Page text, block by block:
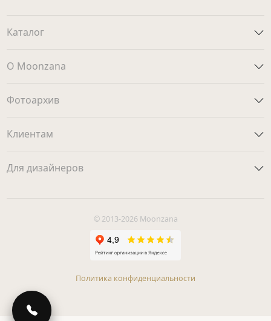
Каталог
О Moonzana
Фотоархив
Клиентам
Для дизайнеров
© 2013-2026 Moonzana
Политика конфиденциальности